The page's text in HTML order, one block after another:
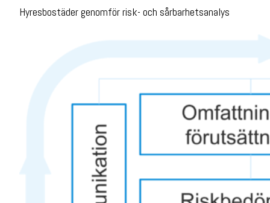
Hyresbostäder genomför risk- och sårbarhetsanalys